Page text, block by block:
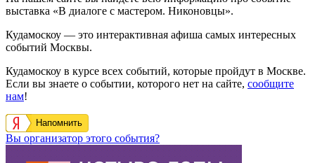
выставка «В диалоге с мастером. Никоновцы».
Кудамоскоу — это интерактивная афиша самых интересных
событий Москвы.
Кудамоскоу в курсе всех событий, которые пройдут в Москве.
Если вы знаете о событии, которого нет на сайте, сообщите
нам!
Напомнить
Вы организатор этого события?